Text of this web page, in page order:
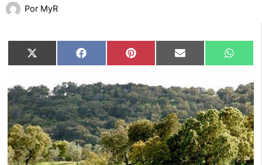
Por MyR
Compartir
en
X
(Twitter)
Compartir
en
Facebook Compartir
en
Pinterest Compartir
en
Email
en